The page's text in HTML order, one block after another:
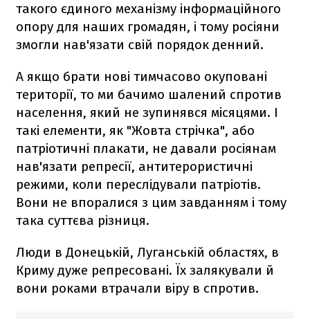
такого єдиного механізму інформаційного
опору для наших громадян, і тому росіяни
змогли нав'язати свій порядок денний.
А якщо брати нові тимчасово окуповані
території, то ми бачимо шалений спротив
населення, який не зупинявся місяцями. І
такі елементи, як "Жовта стрічка", або
патріотичні плакати, не давали росіянам
нав'язати репресії, антитерористичні
режими, коли переслідували патріотів.
Вони не впоралися з цим завданням і тому
така суттєва різниця.
Люди в Донецькій, Луганській областях, в
Криму дуже репресовані. Їх залякували й
вони роками втрачали віру в спротив.